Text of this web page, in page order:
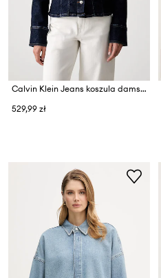
Calvin Klein Jeans koszula damska jeansowa
529,99 zł